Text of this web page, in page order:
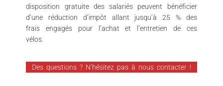
disposition gratuite des salariés peuvent bénéficier
d’une réduction d’impôt allant jusqu’à 25 % des
frais engagés pour l’achat et l’entretien de ces
vélos.
Des questions ? N’hésitez pas à nous contacter !